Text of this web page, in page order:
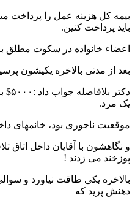
بیمه کل هزینه عمل را پرداخت
باید پرداخت کنین.
اعضاء خانواده در سکوت مطلق
بعد از مدتی بالاخره یکیشون
یک مرد.
موقعیت ناجوری بود، خانمهای
و نگاهشون با آقایان داخل اتاق
پوزخند می زدند !
بالاخره یکی طاقت نیاورد و
دهنش پرید که